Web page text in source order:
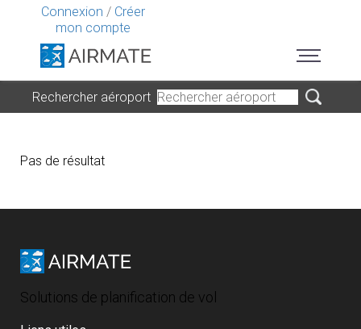
Connexion / Créer
mon compte
Rechercher aéroport
Pas de résultat
Solutions de planification de vol